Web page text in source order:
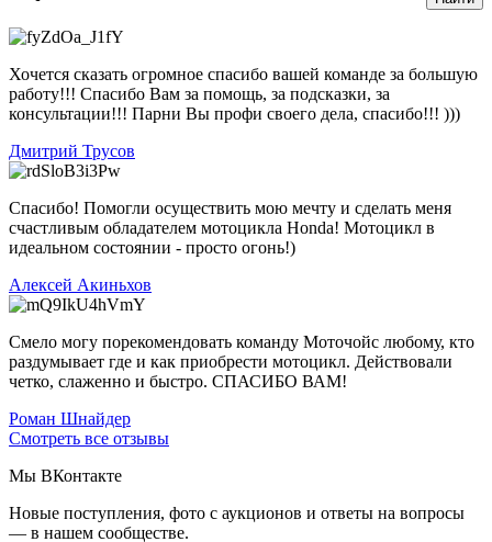
Хочется сказать огромное спасибо вашей команде за большую
работу!!! Спасибо Вам за помощь, за подсказки, за
консультации!!! Парни Вы профи своего дела, спасибо!!! )))
Дмитрий Трусов
Спасибо! Помогли осуществить мою мечту и сделать меня
счастливым обладателем мотоцикла Honda! Мотоцикл в
идеальном состоянии - просто огонь!)
Алексей Акиньхов
Смело могу порекомендовать команду Моточойс любому, кто
раздумывает где и как приобрести мотоцикл. Действовали
четко, слаженно и быстро. СПАСИБО ВАМ!
Роман Шнайдер
Смотреть все отзывы
Мы ВКонтакте
Новые поступления, фото с аукционов и ответы на вопросы
— в нашем сообществе.